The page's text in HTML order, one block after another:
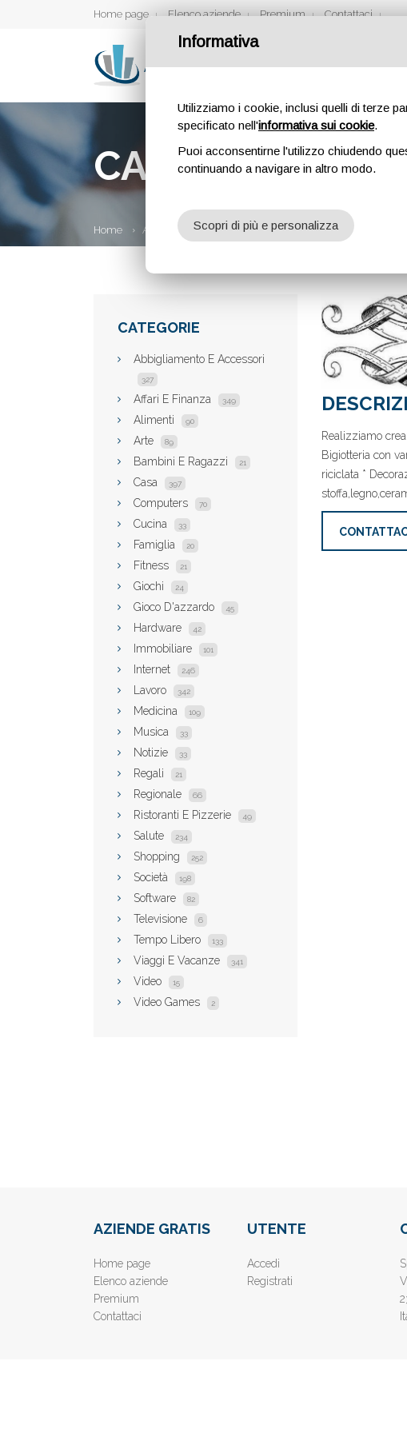
Home page Elenco aziende Premium Contattaci
CA' MLÒT
Home Aziende Ca' Mlòt Design
CATEGORIE
Abbigliamento E Accessori
327
Affari E Finanza 349
Alimenti 90
Arte 89
Bambini E Ragazzi 21
Casa 397
Computers 70
Cucina 33
Famiglia 20
Fitness 21
Giochi 24
Gioco D'azzardo 45
Hardware 42
Immobiliare 101
Internet 246
Lavoro 342
Medicina 109
Musica 33
Notizie 33
Regali 21
Regionale 66
Ristoranti E Pizzerie 49
Salute 234
Shopping 252
Società 198
Software 82
Televisione 6
Tempo Libero 133
Viaggi E Vacanze 341
Video 15
Video Games 2
Realizziamo
Bigiotteria con
riciclata *
AZIENDE GRATIS
Home page
Elenco aziende
Premium
Contattaci
UTENTE
Accedi
Registrati
Informativa
Utilizziamo i cookie, inclusi quelli di terze
specificato nell'informativa sui cookie.
Puoi acconsentirne l'utilizzo chiudendo
continuando a navigare in altro modo.
Scopri di più e personalizza